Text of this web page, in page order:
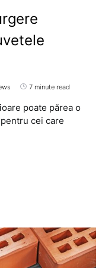
7 minute read
poate părea o
cei care